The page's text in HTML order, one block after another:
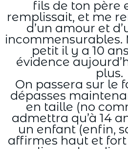
fils de ton père
remplissait, et me
d’un amour et
incommensurables.
petit il y a 10
évidence
plus.
On passera sur le
dépasses
en taille (no
admettra qu’à 14
un enfant (enfin,
affirmes haut et